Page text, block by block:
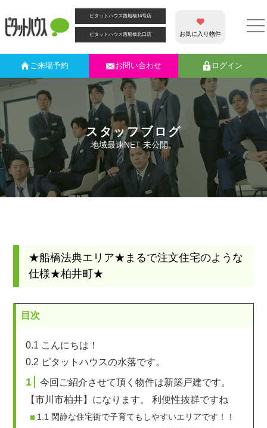
ピタットハウス西船橋14号店
ピタットハウス西船橋北口店 お気に入り物件
ご来場予約 お問い合わせ ログイン
スタッフブログ
地域最速NET 未公開。
★船橋法典エリア★まるで注文住宅のような
仕様★柏井町★
目次
0.1 こんにちは！
0.2 ピタットハウスの水落です。
1
今回ご紹介させて頂く物件は新築戸建です。
【市川市柏井】になります。 利便性抜群ですね
1.1 閑静な住宅街で子育てもしやすいエリアです！！